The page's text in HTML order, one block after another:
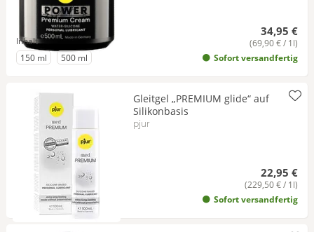
34,95 €
(69,90 € / 1l)
Sofort versandfertig
Inhalt
zu Inhalt
150 ml zu Inhalt
500 ml
Gleitgel „PREMIUM glide“ auf
Silikonbasis
pjur
22,95 €
(229,50 € / 1l)
Sofort versandfertig